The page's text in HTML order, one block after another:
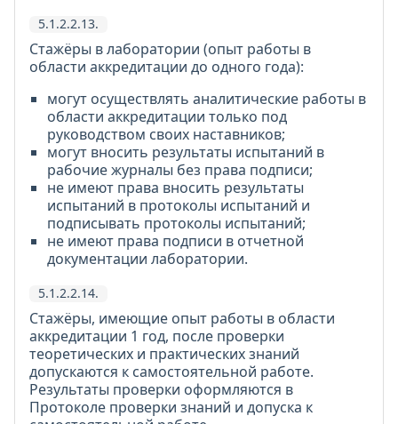
5.1.2.2.13.
Стажёры в лаборатории (опыт работы в
области аккредитации до одного года):
могут осуществлять аналитические работы в
области аккредитации только под
руководством своих наставников;
могут вносить результаты испытаний в
рабочие журналы без права подписи;
не имеют права вносить результаты
испытаний в протоколы испытаний и
подписывать протоколы испытаний;
не имеют права подписи в отчетной
документации лаборатории.
5.1.2.2.14.
Стажёры, имеющие опыт работы в области
аккредитации 1 год, после проверки
теоретических и практических знаний
допускаются к самостоятельной работе.
Результаты проверки оформляются в
Протоколе проверки знаний и допуска к